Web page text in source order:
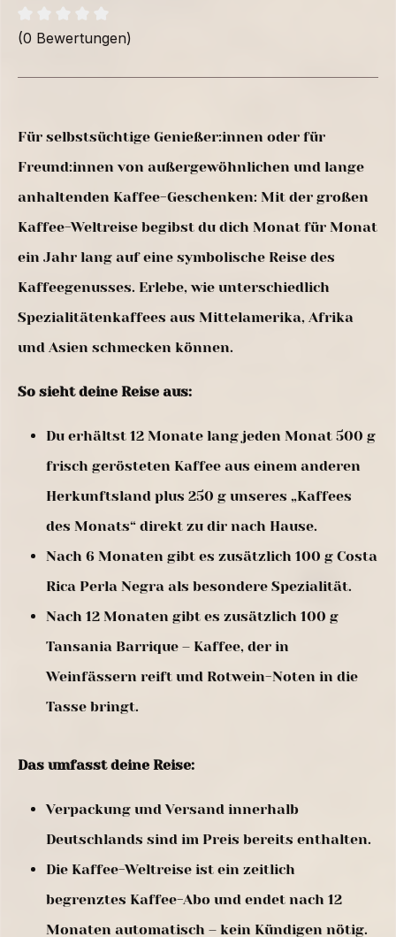
(0 Bewertungen)
Für selbstsüchtige Genießer:innen oder für
Freund:innen von außergewöhnlichen und lange
anhaltenden Kaffee-Geschenken: Mit der großen
Kaffee-Weltreise begibst du dich Monat für Monat
ein Jahr lang auf eine symbolische Reise des
Kaffeegenusses. Erlebe, wie unterschiedlich
Spezialitätenkaffees aus Mittelamerika, Afrika
und Asien schmecken können.
So sieht deine Reise aus:
Du erhältst 12 Monate lang jeden Monat 500 g
frisch gerösteten Kaffee aus einem anderen
Herkunftsland plus 250 g unseres „Kaffees
des Monats“ direkt zu dir nach Hause.
Nach 6 Monaten gibt es zusätzlich 100 g Costa
Rica Perla Negra als besondere Spezialität.
Nach 12 Monaten gibt es zusätzlich 100 g
Tansania Barrique – Kaffee, der in
Weinfässern reift und Rotwein-Noten in die
Tasse bringt.
Das umfasst deine Reise:
Verpackung und Versand innerhalb
Deutschlands sind im Preis bereits enthalten.
Die Kaffee-Weltreise ist ein zeitlich
begrenztes Kaffee-Abo und endet nach 12
Monaten automatisch – kein Kündigen nötig.